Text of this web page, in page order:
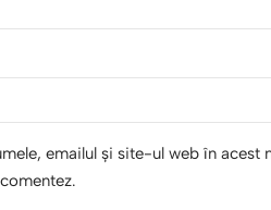
emailul și site-ul web în acest